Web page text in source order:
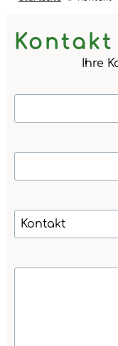
Kontakt
Ihre